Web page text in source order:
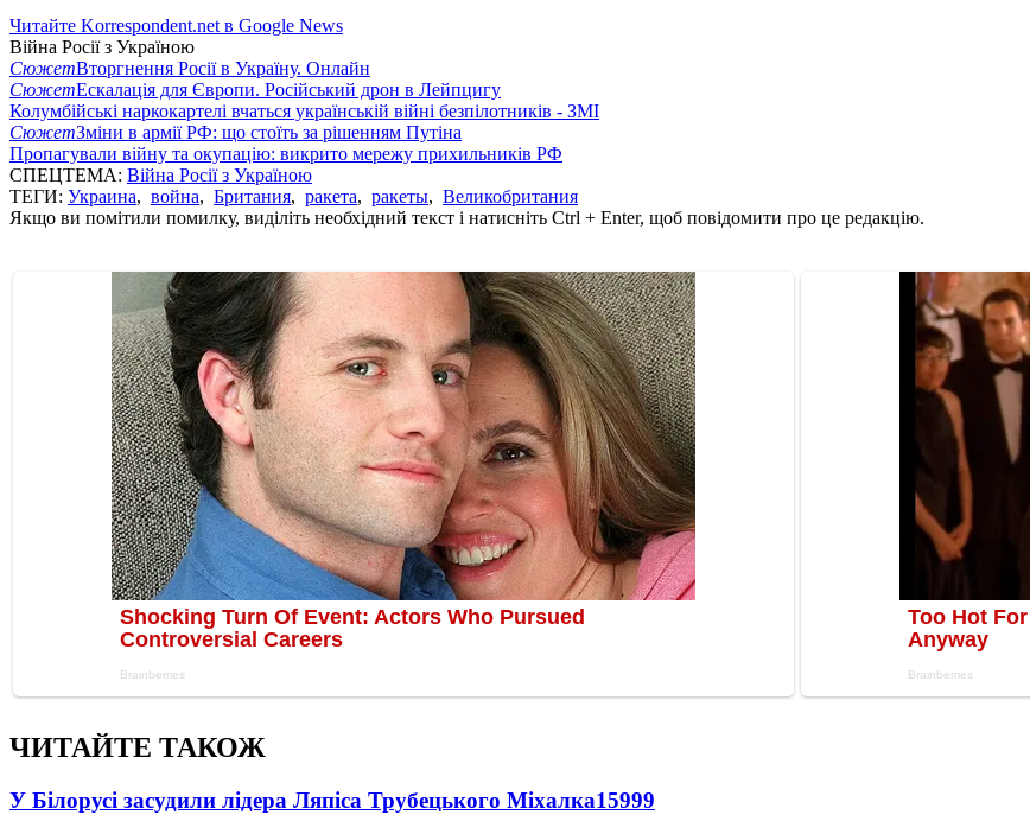
Читайте Korrespondent.net в Google News
Війна Росії з Україною
СюжетВторгнення Росії в Україну. Онлайн
СюжетЕскалація для Європи. Російський дрон в Лейпцигу
Колумбійські наркокартелі вчаться українській війні безпілотників - ЗМІ
СюжетЗміни в армії РФ: що стоїть за рішенням Путіна
Пропагували війну та окупацію: викрито мережу прихильників РФ
СПЕЦТЕМА: Війна Росії з Україною
ТЕГИ: Украина, война, Британия, ракета, ракеты, Великобритания
Якщо ви помітили помилку, виділіть необхідний текст і натисніть Ctrl + Enter, щоб повідомити про це редакцію.
ЧИТАЙТЕ ТАКОЖ
У Білорусі засудили лідера Ляпіса Трубецького Міхалка15999